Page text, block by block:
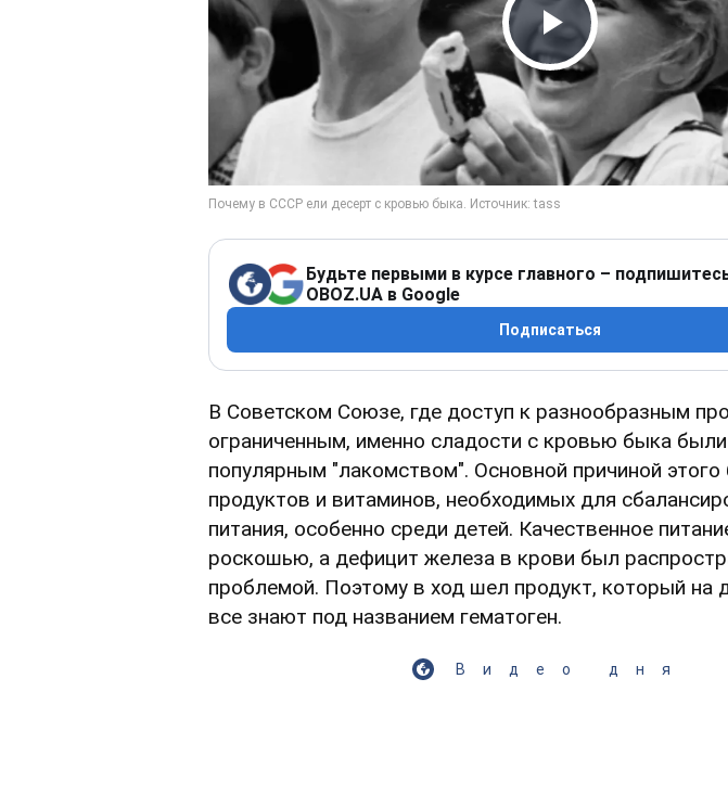
Play Video
Будьте первыми в курсе главного –
OBOZ.UA в Google
Подписаться
В Советском Союзе, где доступ к разнообразным
ограниченным, именно сладости с кровью быка
популярным "лакомством". Основной причиной
продуктов и витаминов, необходимых для
питания, особенно среди детей. Качественное
роскошью, а дефицит железа в крови был
проблемой. Поэтому в ход шел продукт, который на
все знают под названием гематоген.
Видео дня